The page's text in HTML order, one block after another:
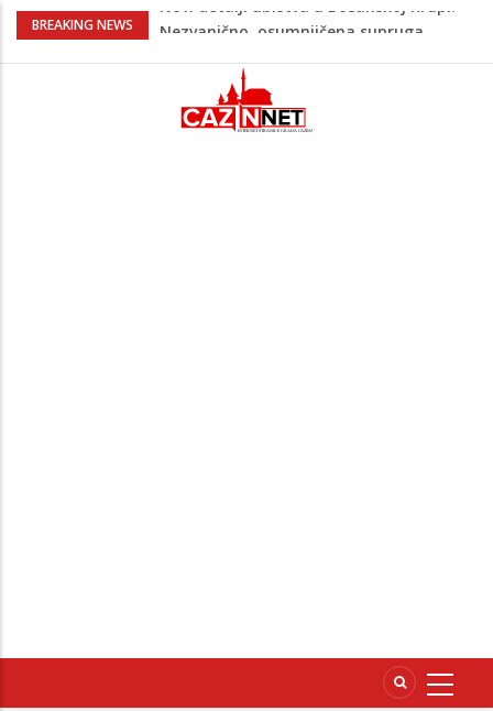
BREAKING NEWS
Na Ahiret preselila Bešić (rođ. Blažević)
Na Ahiret preselio ŠUPUK (Refik) ŠEFIK
Evo koje države su zasad za, a koje
protiv Infantina na izborima: Srbija i